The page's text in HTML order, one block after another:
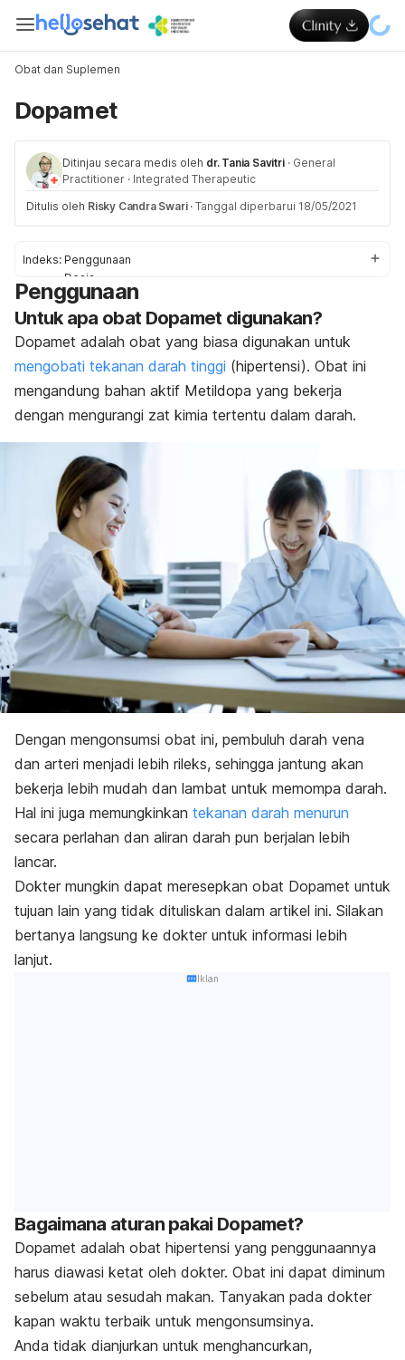
Obat dan Suplemen
Dopamet
Ditinjau secara medis oleh dr. Tania Savitri · General
Practitioner · Integrated Therapeutic
Ditulis oleh Risky Candra Swari · Tanggal diperbarui 18/05/2021
Indeks: Penggunaan
Dosis
Efek Samping
Peringatan & Pencegahan
Interaksi Obat
Overdosis
Penggunaan
Untuk apa obat Dopamet digunakan?
Dopamet adalah obat yang biasa digunakan untuk
mengobati tekanan darah tinggi (hipertensi). Obat ini
mengandung bahan aktif Metildopa yang bekerja
dengan mengurangi zat kimia tertentu dalam darah.
Dengan mengonsumsi obat ini, pembuluh darah vena
dan arteri menjadi lebih rileks, sehingga jantung akan
bekerja lebih mudah dan lambat untuk memompa darah.
Hal ini juga memungkinkan tekanan darah menurun
secara perlahan dan aliran darah pun berjalan lebih
lancar.
Dokter mungkin dapat meresepkan obat Dopamet untuk
tujuan lain yang tidak dituliskan dalam artikel ini. Silakan
bertanya langsung ke dokter untuk informasi lebih
lanjut.
Iklan
Bagaimana aturan pakai Dopamet?
Dopamet adalah obat hipertensi yang penggunaannya
harus diawasi ketat oleh dokter. Obat ini dapat diminum
sebelum atau sesudah makan. Tanyakan pada dokter
kapan waktu terbaik untuk mengonsumsinya.
Anda tidak dianjurkan untuk menghancurkan,